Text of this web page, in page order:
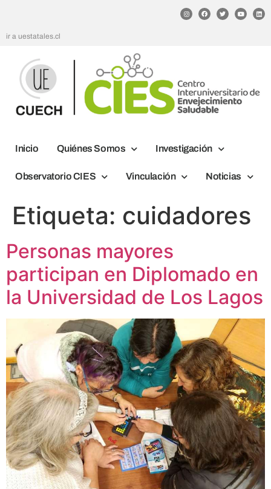
ir a uestatales.cl
Inicio Quiénes Somos Investigación
Observatorio CIES Vinculación Noticias
Etiqueta: cuidadores
Personas mayores
participan en Diplomado en
la Universidad de Los Lagos